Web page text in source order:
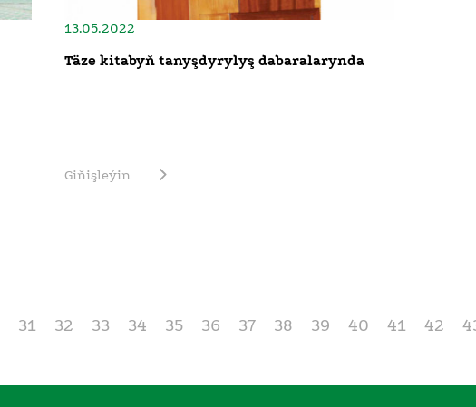
13.05.2022
Täze kitabyň tanyşdyrylyş dabaralarynda
Giňişleýin
31 32 33 34 35 36 37 38 39 40 41 42